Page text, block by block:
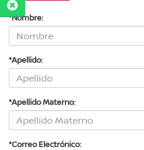
*Nombre:
*Apellido:
*Apellido Materno:
*Correo Electrónico: